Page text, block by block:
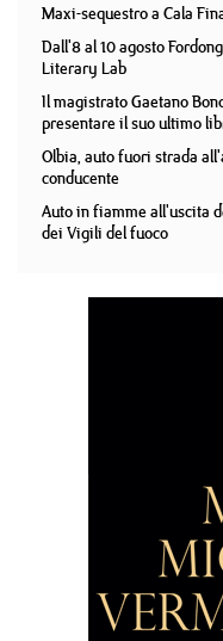
Maxi-sequestro a Cala
Dall'8 al 10 agosto
Literary Lab
Il magistrato Gaetano
presentare il suo ultimo
Olbia, auto fuori strada
conducente
Auto in fiamme all'uscita
dei Vigili del fuoco